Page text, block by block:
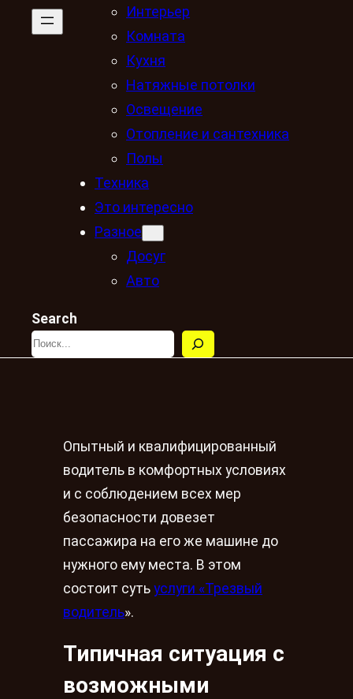
Интерьер
Комната
Кухня
Натяжные потолки
Освещение
Отопление и сантехника
Полы
Техника
Это интересно
Разное
Досуг
Авто
Search
Опытный и квалифицированный
водитель в комфортных условиях
и с соблюдением всех мер
безопасности довезет
пассажира на его же машине до
нужного ему места. В этом
состоит суть услуги «Трезвый
водитель».
Типичная ситуация с
возможными